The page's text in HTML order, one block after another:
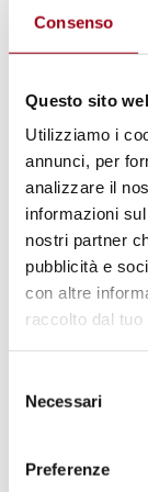
Consenso
Questo sito
Utilizziamo i
annunci, per
analizzare il
informazioni
nostri partner
pubblicità e
con altre
raccolto dal
delNecessari
Preferenze
Leanid
restrizioni
e delle gravi
verificano
L'evento è
moderato
Per